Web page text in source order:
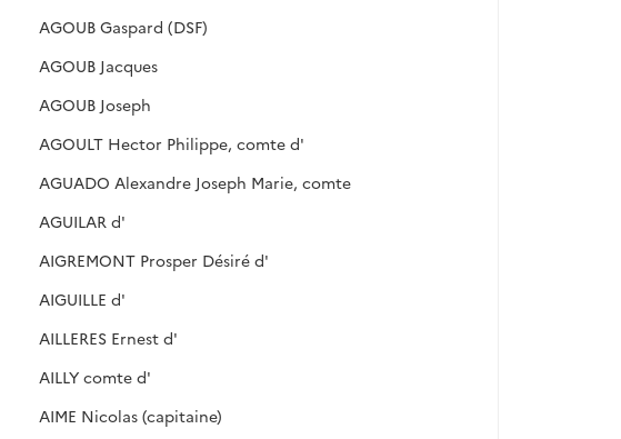
AGOUB Gaspard (DSF)
AGOUB Jacques
AGOUB Joseph
AGOULT Hector Philippe, comte d'
AGUADO Alexandre Joseph Marie, comte
AGUILAR d'
AIGREMONT Prosper Désiré d'
AIGUILLE d'
AILLERES Ernest d'
AILLY comte d'
AIME Nicolas (capitaine)